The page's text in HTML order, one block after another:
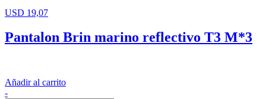
USD 19,07
Pantalon Brin marino reflectivo T3 M*3
Añadir al carrito
-